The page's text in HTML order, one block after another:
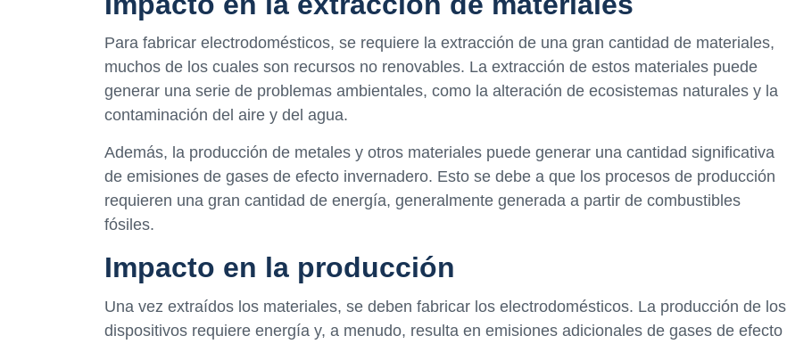
Para fabricar electrodomésticos, se requiere la extracción de una gran cantidad de materiales,
muchos de los cuales son recursos no renovables. La extracción de estos materiales puede
generar una serie de problemas ambientales, como la alteración de ecosistemas naturales y la
contaminación del aire y del agua.
Además, la producción de metales y otros materiales puede generar una cantidad significativa
de emisiones de gases de efecto invernadero. Esto se debe a que los procesos de producción
requieren una gran cantidad de energía, generalmente generada a partir de combustibles
fósiles.
Impacto en la producción
Una vez extraídos los materiales, se deben fabricar los electrodomésticos. La producción de los
dispositivos requiere energía y, a menudo, resulta en emisiones adicionales de gases de efecto